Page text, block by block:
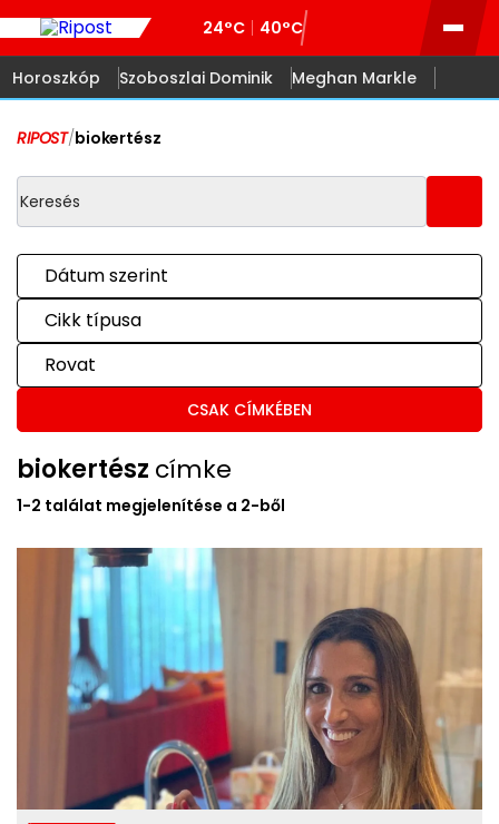
24°C 40°C
Horoszkóp Szoboszlai Dominik Meghan Markle
RIPOST/biokertész
Dátum szerint
Cikk típusa
Rovat
CSAK CÍMKÉBEN
biokertész címke
1-2 találat megjelenítése a 2-ből